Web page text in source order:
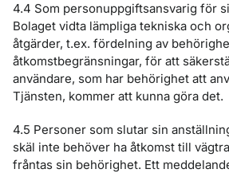
4.4 Som personuppgiftsansvarig för
Bolaget vidta lämpliga tekniska och
åtgärder, t.ex. fördelning av
åtkomstbegränsningar, för att
användare, som har behörighet att
Tjänsten, kommer att kunna göra det.
4.5 Personer som slutar sin
skäl inte behöver ha åtkomst till
fråntas sin behörighet. Ett